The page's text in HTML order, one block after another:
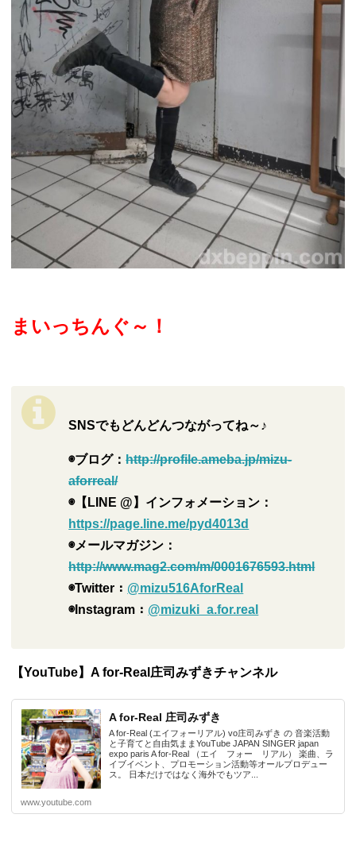
まいっちんぐ～！
SNSでもどんどんつながってね～♪
◉ブログ：http://profile.ameba.jp/mizu-
aforreal/
◉【LINE @】インフォメーション：
https://page.line.me/pyd4013d
◉メールマガジン：
http://www.mag2.com/m/0001676593.html
◉Twitter： @mizu516AforReal
◉Instagram： @mizuki_a.for.real
【YouTube】A for-Real庄司みずきチャンネル
A for-Real 庄司みずき
A for-Real (エイフォーリアル) vo庄司みずき の 音楽活動
と子育てと自由気ままYouTube JAPAN SINGER japan
expo paris A for-Real （エイ フォー リアル） 楽曲、ラ
イブイベント、プロモーション活動等オールプロデュー
ス。 日本だけではなく海外でもツア...
www.youtube.com